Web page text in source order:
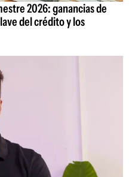
2026: ganancias de
del crédito y los